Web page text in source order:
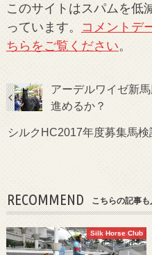
このサイトはスパムを低
っています。
コメントデ
ちらをご覧ください。
アーデルワイゼ新
進めるか？
シルクHC2017年度募集馬
RECOMMEND こちらの記事も
Silk Horse Club